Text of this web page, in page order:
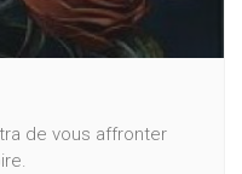
de vous affronter